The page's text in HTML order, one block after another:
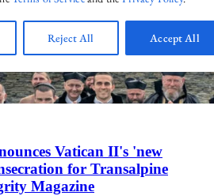
Vatican II's 'new
for Transalpine
Magazine